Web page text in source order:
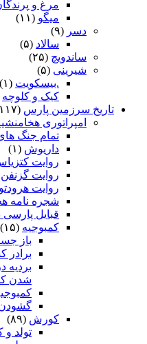
مرغ و
میگو (۱۱)
دسر (۹)
سالاد (۵)
ساندویچ (۲۵)
شیرینی (۵)
.بیسکویت (۱)
کیک و کلوچه
تاریخ سرزمین پارس (۱۱۷)
امپراتوری
تمام جنگ
داریوش (۱)
روایت
روایت گزنفن
روایت
شجره نامه
قبایل
کمبوجیه (۱۵)
باز
برادر
بردیه
شدن
کورش (۸۹)
تولد